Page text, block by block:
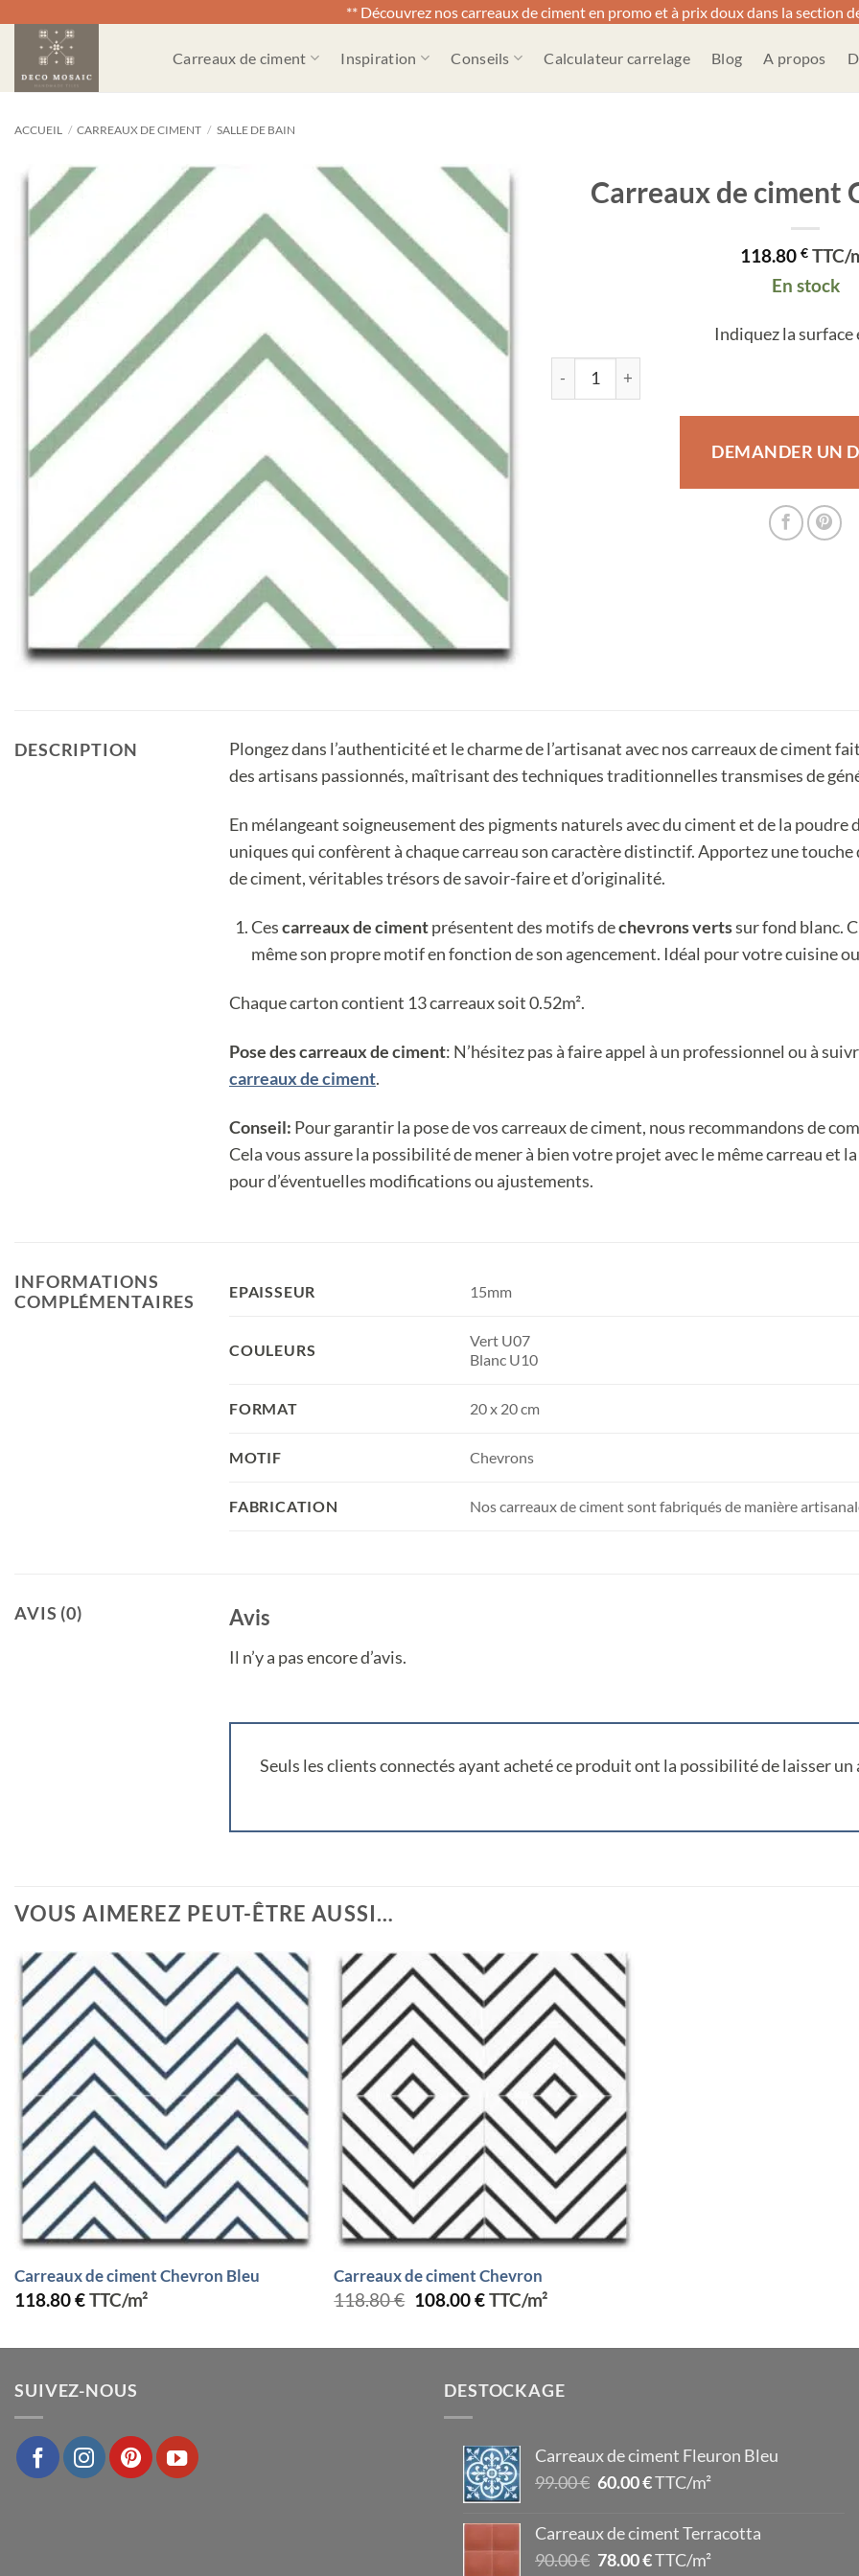
** Découvrez nos carreaux de ciment en promo et à prix doux dans la section
Passer
contenu
Carreaux de ciment Inspiration Conseils Calculateur carrelage Blog A propos
ACCUEIL / CARREAUX DE CIMENT / SALLE DE BAIN
Carreaux de ciment
118.80 € TTC/
En stock
Indiquez la surface
quantité de Carreaux de ciment Chevron
DEMANDER UN
DESCRIPTION
Plongez dans l’authenticité et le charme de l’artisanat avec nos carreaux de ciment
des artisans passionnés, maîtrisant des techniques traditionnelles transmises de
En mélangeant soigneusement des pigments naturels avec du ciment et de la
uniques qui confèrent à chaque carreau son caractère distinctif. Apportez une
de ciment, véritables trésors de savoir-faire et d’originalité.
Cescarreaux de cimentprésentent des motifs dechevrons vertssur fond blanc.
même son propre motif en fonction de son agencement. Idéal pour votre cuisine
Chaque carton contient 13 carreaux soit 0.52m².
Pose des carreaux de ciment: N’hésitez pas à faire appel à un professionnel ou à
carreaux de ciment.
Conseil: Pour garantir la pose de vos carreaux de ciment, nous recommandons de
Cela vous assure la possibilité de mener à bien votre projet avec le même carreau et
pour d’éventuelles modifications ou ajustements.
INFORMATIONS
COMPLÉMENTAIRES
EPAISSEUR 15mm
COULEURS
Vert U07
Blanc U10
FORMAT 20 x 20 cm
MOTIF Chevrons
FABRICATION Nos carreaux de ciment sont fabriqués de manière
AVIS (0) Avis
Il n’y a pas encore d’avis.
Seuls les clients connectés ayant acheté ce produit ont la possibilité de laisser un
VOUS AIMEREZ PEUT-ÊTRE AUSSI…
Carreaux de ciment Chevron Bleu
118.80€TTC/m²
Carreaux de ciment Chevron
118.80€ Le
était :
108.00€Le
est :
TTC/m²
SUIVEZ-NOUS DESTOCKAGE
Carreaux de ciment Fleuron Bleu
99.00€ Le
initial
99.00 €.
60.00€Le
actuel
60.00 €.
TTC/m²
Carreaux de ciment Terracotta
90.00€ Le
78.00€Le
TTC/m²